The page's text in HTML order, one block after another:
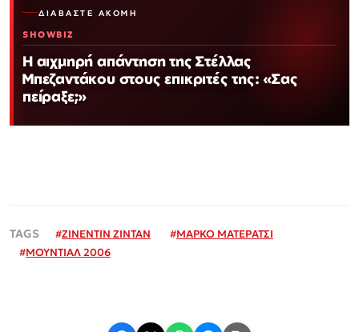
ΔΙΑΒΆΣΤΕ ΑΚΌΜΗ
SHOWBIZ
Η αιχμηρή απάντηση της Στέλλας
Μπεζαντάκου στους επικριτές της: «Σας
πείραξε;»
#ΖΙΝΕΝΤΙΝ ΖΙΝΤΑΝ #ΜΑΡΚΟ ΜΑΤΕΡΑΤΣΙ
#ΜΟΥΝΤΙΑΛ 2006